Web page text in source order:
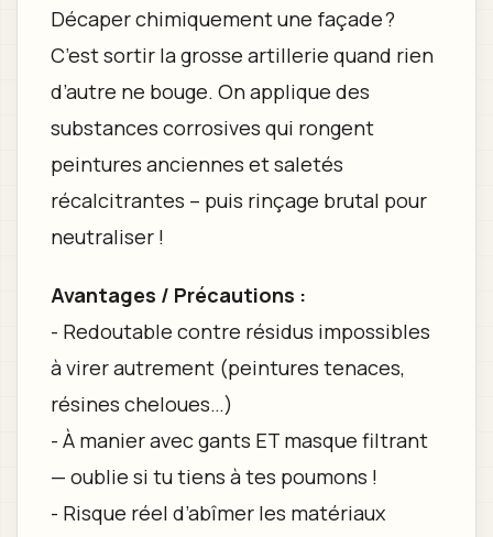
Décaper chimiquement une façade ?
C’est sortir la grosse artillerie quand rien
d’autre ne bouge. On applique des
substances corrosives qui rongent
peintures anciennes et saletés
récalcitrantes – puis rinçage brutal pour
neutraliser !
Avantages / Précautions :
- Redoutable contre résidus impossibles
à virer autrement (peintures tenaces,
résines cheloues…)
- À manier avec gants ET masque filtrant
— oublie si tu tiens à tes poumons !
- Risque réel d’abîmer les matériaux